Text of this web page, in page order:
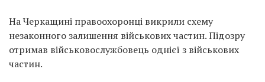
На Черкащині правоохоронці викрили схему
незаконного залишення військових частин. Підозру
отримав військовослужбовець однієї з військових
частин.